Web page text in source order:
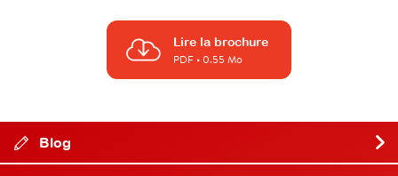
Lire la brochure
PDF• 0.55 Mo
Blog